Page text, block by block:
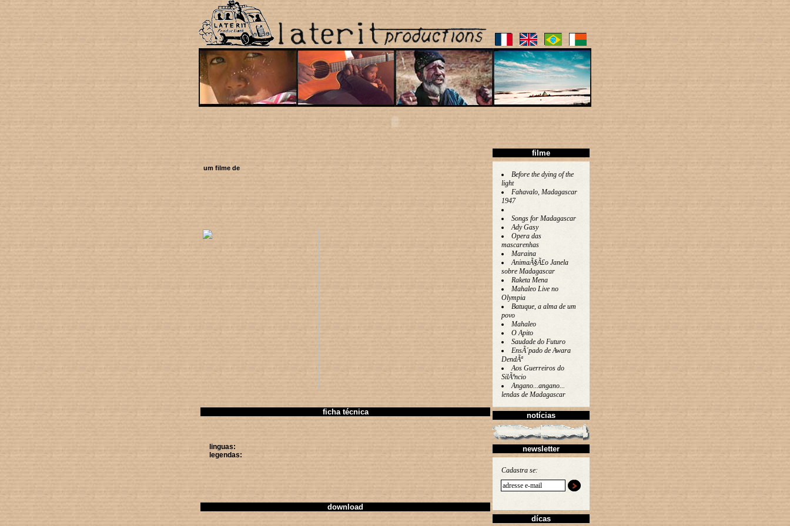
um filme de
ficha técnica
linguas:
legendas:
download
filme
Before the dying of the
light
Fahavalo, Madagascar
1947
Songs for Madagascar
Ady Gasy
Opera das
mascarenhas
Maraina
AnimaÃ§Ã£o Janela
sobre Madagascar
Raketa Mena
Mahaleo Live no
Olympia
Batuque, a alma de um
povo
Mahaleo
O Apito
Saudade do Futuro
EnsÃ´pado de Awara
DendÃª
Aos Guerreiros do
SilÃªncio
Angano...angano...
lendas de Madagascar
notícias
newsletter
Cadastra se:
dícas